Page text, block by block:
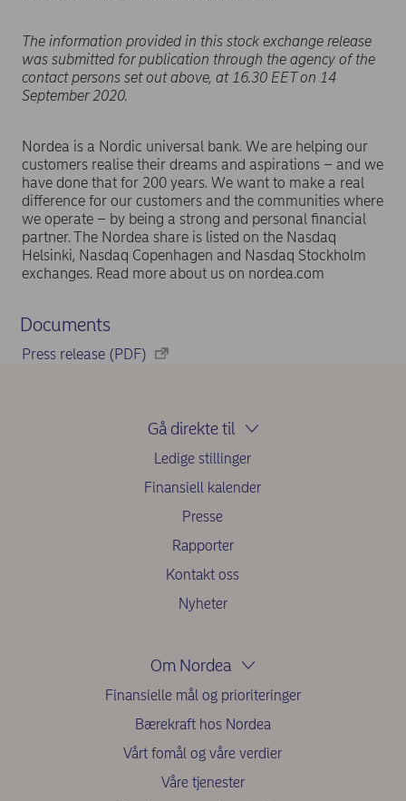
The information provided in this stock exchange release
was submitted for publication through the agency of the
contact persons set out above, at 16.30 EET on 14
September 2020.
Nordea is a Nordic universal bank. We are helping our
customers realise their dreams and aspirations – and we
have done that for 200 years. We want to make a real
difference for our customers and the communities where
we operate – by being a strong and personal financial
partner. The Nordea share is listed on the Nasdaq
Helsinki, Nasdaq Copenhagen and Nasdaq Stockholm
exchanges. Read more about us on nordea.com
Documents
Press release (PDF)
Gå direkte til
Ledige stillinger
Finansiell kalender
Presse
Rapporter
Kontakt oss
Nyheter
Om Nordea
Finansielle mål og prioriteringer
Bærekraft hos Nordea
Vårt fomål og våre verdier
Våre tjenester